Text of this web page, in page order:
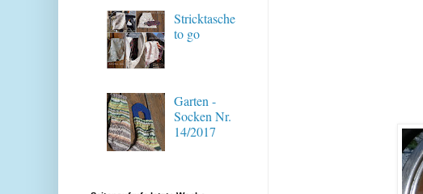
Stricktasche
to go
Garten -
Socken Nr.
14/2017